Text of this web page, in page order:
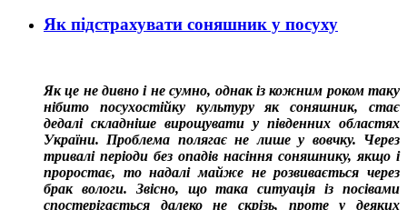
Як підстрахувати соняшник у посуху
Як це не дивно і не сумно, однак із кожним роком таку
нібито посухостійку культуру як соняшник, стає
дедалі складніше вирощувати у південних областях
України. Проблема полягає не лише у вовчку. Через
тривалі періоди без опадів насіння соняшнику, якщо і
проростає, то надалі майже не розвивається через
брак вологи. Звісно, що така ситуація із посівами
спостерігається далеко не скрізь, проте у деяких